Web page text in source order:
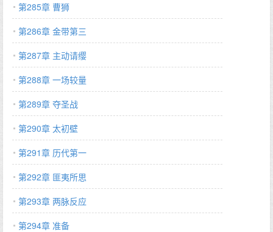
第285章 曹狮
第286章 金带第三
第287章 主动请缨
第288章 一场较量
第289章 夺圣战
第290章 太初壁
第291章 历代第一
第292章 匪夷所思
第293章 两脉反应
第294章 准备